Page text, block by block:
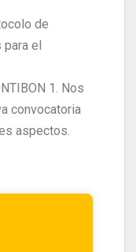
de
para el
1. Nos
convocatoria
aspectos.